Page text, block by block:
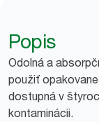
Popis
Odolná a
použiť
dostupná v
kontaminácii.